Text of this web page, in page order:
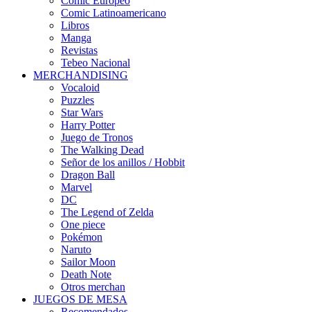
Comic Latinoamericano
Libros
Manga
Revistas
Tebeo Nacional
MERCHANDISING
Vocaloid
Puzzles
Star Wars
Harry Potter
Juego de Tronos
The Walking Dead
Señor de los anillos / Hobbit
Dragon Ball
Marvel
DC
The Legend of Zelda
One piece
Pokémon
Naruto
Sailor Moon
Death Note
Otros merchan
JUEGOS DE MESA